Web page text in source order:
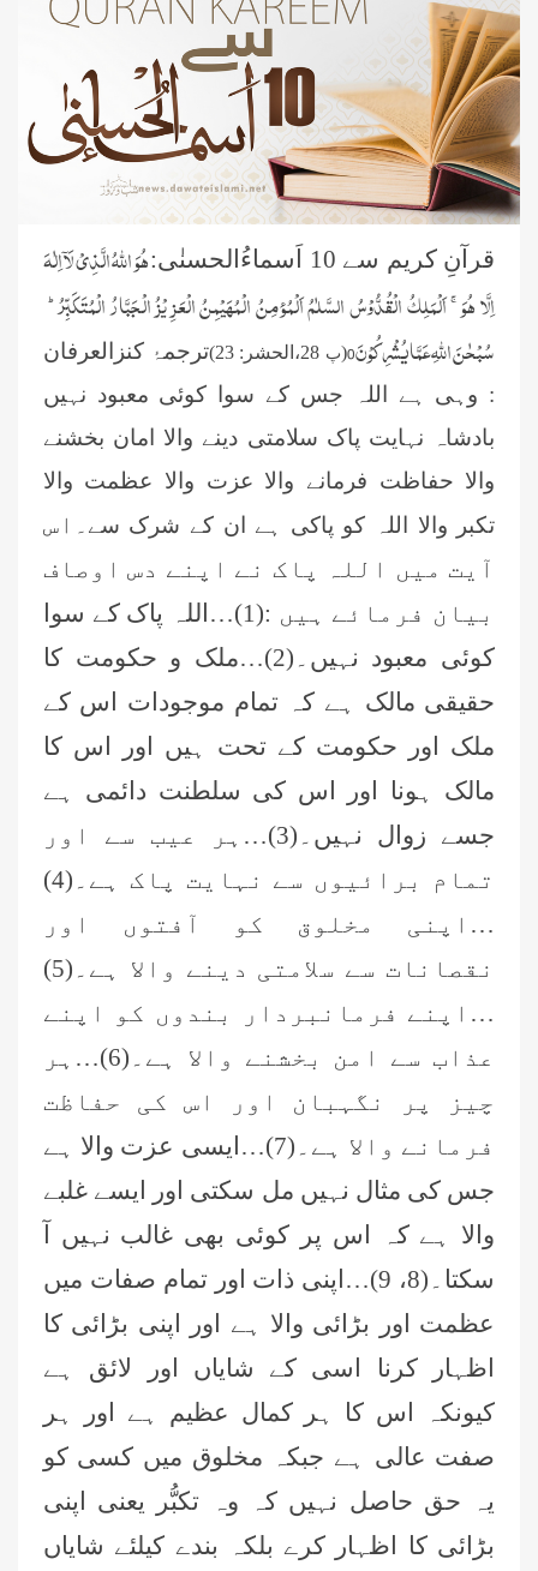
قرآنِ کریم سے 10 اَسماءُالحسنٰی:
هُوَ اللّٰهُ الَّذِیْ لَاۤ اِلٰهَ
اِلَّا هُوَ ۚاَلْمَلِكُ الْقُدُّوْسُ السَّلٰمُ اَلْمُؤمِنُ الْمُهَیْمِنُ الْعَزِیْزُ الْجَبَّارُ الْمُتَكَبِّرُ ؕ
سُبْحٰنَ اللّٰهِ عَمَّا یُشْرِكُوْنَ0 (پ
ترجمۂ کنزالعرفان
: وہی ہے اللہ جس کے سوا کوئی معبود نہیں
بادشاہ نہایت پاک سلامتی دینے والا امان بخشنے
والا حفاظت فرمانے والا عزت والا عظمت والا
تکبر والا اللہ کو پاکی ہے ان کے شرک سے۔
اس
آیت میں اللہ پاک نے اپنے دس اوصاف
بیان فرمائے ہیں :(1)…اللہ پاک کے سوا
کوئی معبود نہیں۔(2)…ملک و حکومت کا
حقیقی مالک ہے کہ تمام موجودات اس کے
ملک اور حکومت کے تحت ہیں اور اس کا
مالک ہونا اور اس کی سلطنت دائمی ہے
جسے زوال نہیں۔(3)…ہر عیب سے اور
تمام برائیوں سے نہایت پاک ہے۔(4)
…اپنی مخلوق کو آفتوں
اور
نقصانات سے سلامتی دینے والا ہے۔(5)
…اپنے فرمانبردار بندوں کو اپنے
عذاب سے امن بخشنے والا ہے۔(6)…ہر
چیز پر نگہبان اور اس کی حفاظت
فرمانے والا ہے۔(7)…ایسی عزت والا ہے
جس کی مثال نہیں مل سکتی اور ایسے غلبے
والا ہے کہ اس پر کوئی بھی غالب نہیں آ
سکتا۔(8، 9)…اپنی ذات اور تمام صفات میں
عظمت اور بڑائی والا ہے اور اپنی بڑائی کا
اظہار کرنا اسی کے شایاں اور لائق ہے
کیونکہ اس کا ہر کمال عظیم ہے اور ہر
صفت عالی ہے جبکہ مخلوق میں کسی کو
یہ حق حاصل نہیں کہ وہ تکبُّر یعنی اپنی
بڑائی کا اظہار کرے بلکہ بندے کیلئے شایاں